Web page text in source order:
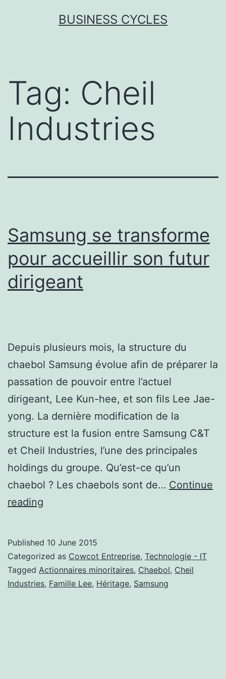
BUSINESS CYCLES
Tag: Cheil
Industries
Samsung se transforme
pour accueillir son futur
dirigeant
Depuis plusieurs mois, la structure du
chaebol Samsung évolue afin de préparer la
passation de pouvoir entre l’actuel
dirigeant, Lee Kun-hee, et son fils Lee Jae-
yong. La dernière modification de la
structure est la fusion entre Samsung C&T
et Cheil Industries, l’une des principales
holdings du groupe. Qu’est-ce qu’un
chaebol ? Les chaebols sont de… Continue
reading
pour
accueillir
son
Published 10 June 2015
Categorized as Cowcot Entreprise, Technologie - IT
Tagged Actionnaires minoritaires, Chaebol, Cheil
Industries, Famille Lee, Héritage, Samsung